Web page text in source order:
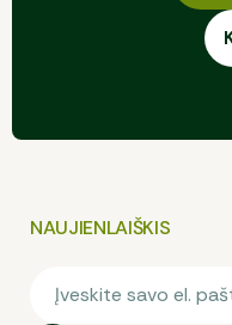
NAUJIENLAIŠKIS